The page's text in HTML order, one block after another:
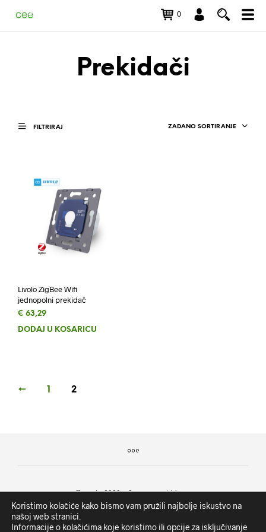
0
Prekidači
FILTRIRAJ ZADANO SORTIRANJE
Livolo ZigBee Wifi
jednopolni prekidač
€ 63,29
DODAJ U KOŠARICU
← 1 2
©cee.hr2020. - Sva prava pridržana.
CEE d.o.o. | OIB: 89989374147 | IBAN: HR2641240031133001583 |
Temeljni kapital 2.550.000,00 kn
Koristimo kolačiće kako bismo vam pružili najbolje iskustvo na
našoj web stranici.
Informacije o kolačićima koje koristimo ili opcije za isključivanje